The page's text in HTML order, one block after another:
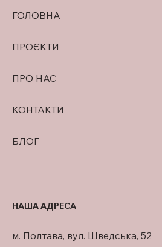
ГОЛОВНА
ПРОЄКТИ
ПРО НАС
КОНТАКТИ
БЛОГ
м. Полтава, вул. Шведська, 52
НАША АДРЕСА